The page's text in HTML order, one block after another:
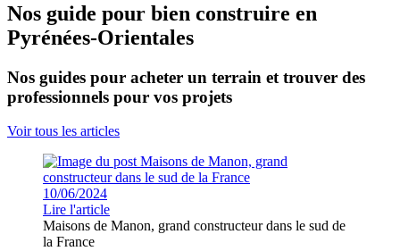
Nos guide pour bien construire en
Pyrénées-Orientales
Nos guides pour acheter un terrain et trouver des
professionnels pour vos projets
Voir tous les articles
10/06/2024
Lire l'article
Maisons de Manon, grand constructeur dans le sud de
la France